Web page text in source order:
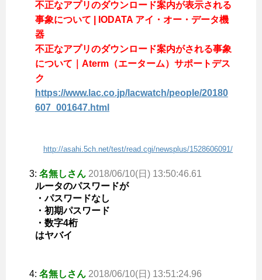
不正なアプリのダウンロード案内が表示される
事象について | IODATA アイ・オー・データ機
器
不正なアプリのダウンロード案内がされる事象
について｜Aterm（エーターム）サポートデス
ク
https://www.lac.co.jp/lacwatch/people/20180
607_001647.html
http://asahi.5ch.net/test/read.cgi/newsplus/1528606091/
3: 名無しさん 2018/06/10(日) 13:50:46.61
ルータのパスワードが
・パスワードなし
・初期パスワード
・数字4桁
はヤバイ
4: 名無しさん 2018/06/10(日) 13:51:24.96